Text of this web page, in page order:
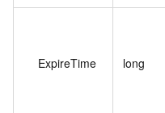
ExpireTime long